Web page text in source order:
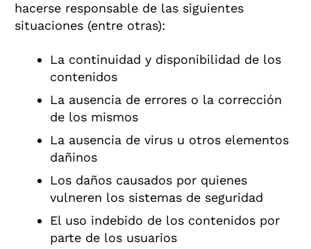
hacerse responsable de las siguientes
situaciones (entre otras):
La continuidad y disponibilidad de los
contenidos
La ausencia de errores o la corrección
de los mismos
La ausencia de virus u otros elementos
dañinos
Los daños causados por quienes
vulneren los sistemas de seguridad
El uso indebido de los contenidos por
parte de los usuarios